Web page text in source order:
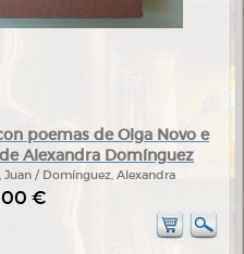
poemas de Olga Novo e
Alexandra Domínguez
Juan / Domínguez, Alexandra
€